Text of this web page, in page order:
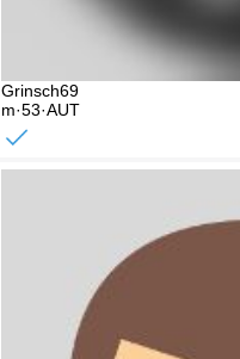
Grinsch69
m·53·AUT